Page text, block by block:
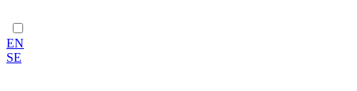
EN
SE